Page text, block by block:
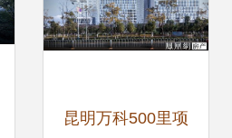
昆明万科500里项